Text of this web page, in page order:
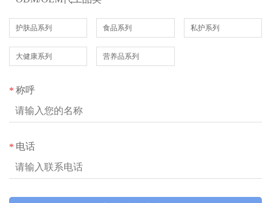
护肤品系列 食品系列 私护系列
大健康系列 营养品系列
* 称呼
* 电话